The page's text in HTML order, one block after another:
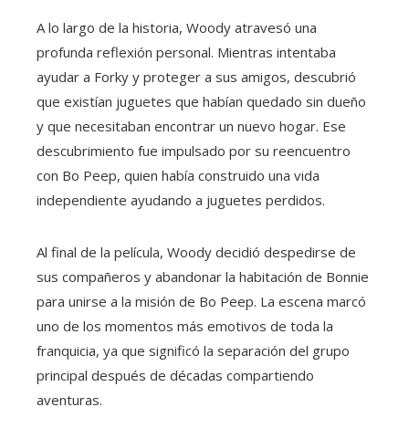
A lo largo de la historia, Woody atravesó una
profunda reflexión personal. Mientras intentaba
ayudar a Forky y proteger a sus amigos, descubrió
que existían juguetes que habían quedado sin dueño
y que necesitaban encontrar un nuevo hogar. Ese
descubrimiento fue impulsado por su reencuentro
con Bo Peep, quien había construido una vida
independiente ayudando a juguetes perdidos.
Al final de la película, Woody decidió despedirse de
sus compañeros y abandonar la habitación de Bonnie
para unirse a la misión de Bo Peep. La escena marcó
uno de los momentos más emotivos de toda la
franquicia, ya que significó la separación del grupo
principal después de décadas compartiendo
aventuras.